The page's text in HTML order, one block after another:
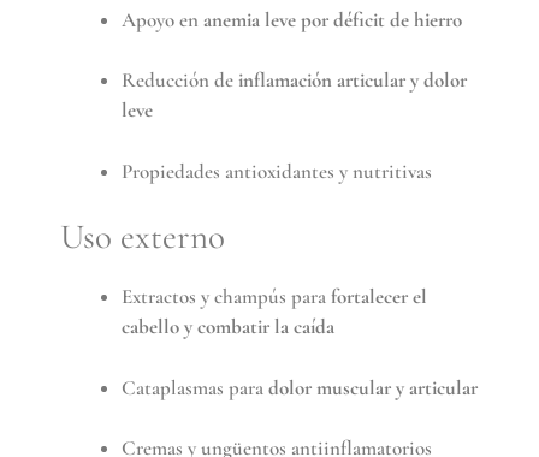
Apoyo en anemia leve por déficit de hierro
Reducción deinflamación articular y dolor
leve
Propiedades antioxidantes y nutritivas
Uso externo
Extractos y champús parafortalecer el
cabello y combatir la caída
Cataplasmas paradolor muscular y articular
Cremas y ungüentos antiinflamatorios